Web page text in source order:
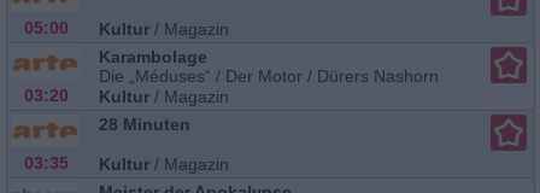
05:00 Kultur / Magazin
03:20
Karambolage
Die „Méduses“ / Der Motor / Dürers Nashorn
Kultur / Magazin
03:35
28 Minuten
Kultur / Magazin